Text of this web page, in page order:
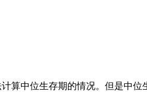
算中位生存期的情况。但是中